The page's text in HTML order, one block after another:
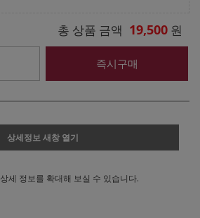
총 상품 금액 19,500 원
즉시구매
상세정보 새창 열기
상세 정보를 확대해 보실 수 있습니다.